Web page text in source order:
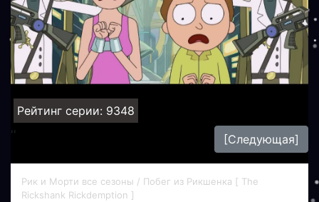
Рейтинг серии: 9348
'
[Следующая]
'
Рик и Морти все сезоны / Побег из Рикшенка [ The
Rickshank Rickdemption ]